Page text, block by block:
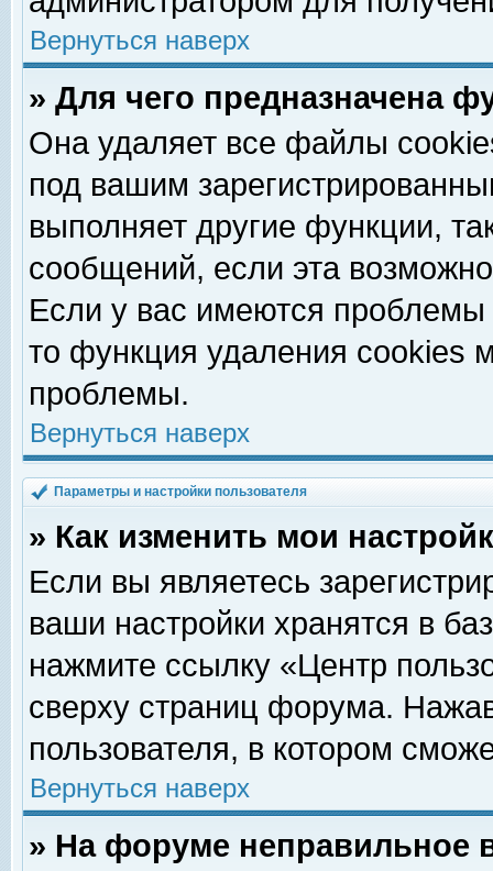
Вернуться наверх
» Для чего предназначена
Она удаляет все файлы
под вашим
выполняет другие функции,
сообщений, если эта
Если у вас имеются
то функция удаления cookies
проблемы.
Вернуться наверх
Параметры и настройки пользователя
» Как изменить мои
Если вы являетесь
ваши настройки хранятся в
нажмите ссылку «Центр
сверху страниц форума.
пользователя, в котором
Вернуться наверх
» На форуме неправильное